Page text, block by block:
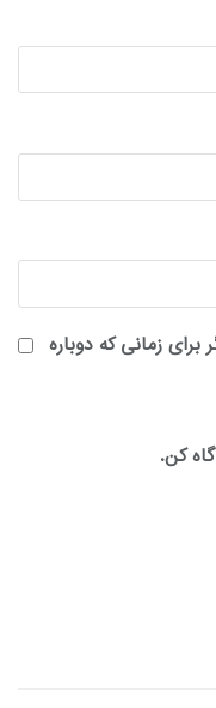
زمانی که دوباره
کن.